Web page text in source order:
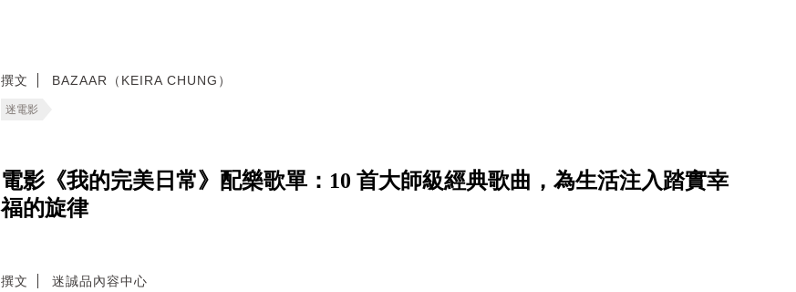
撰文 BAZAAR（KEIRA CHUNG）
迷電影
電影《我的完美日常》配樂歌單：10 首大師級經典歌曲，為生活注入踏實幸
福的旋律
撰文 迷誠品內容中心